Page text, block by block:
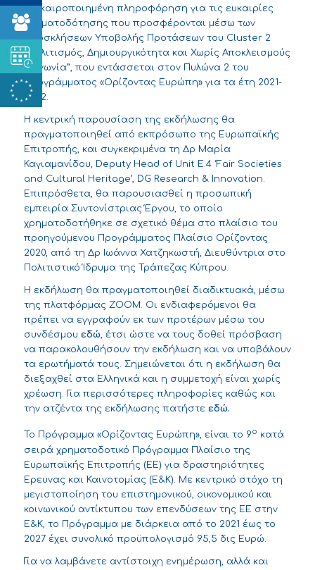
επικαιροποιημένη πληροφόρηση για τις ευκαιρίες
χρηματοδότησης που προσφέρονται μέσω των
Προσκλήσεων Υποβολής Προτάσεων του Cluster 2
“Πολιτισμός, Δημιουργικότητα και Χωρίς Αποκλεισμούς
Κοινωνία”, που εντάσσεται στον Πυλώνα 2 του
Προγράμματος «Ορίζοντας Ευρώπη» για τα έτη 2021-
2022.
Η κεντρική παρουσίαση της εκδήλωσης θα
πραγματοποιηθεί από εκπρόσωπο της Ευρωπαϊκής
Επιτροπής, και συγκεκριμένα τη Δρ Μαρία
Καγιαμανίδου, Deputy Head of Unit E.4 ‘Fair Societies
and Cultural Heritage’, DG Research & Innovation.
Επιπρόσθετα, θα παρουσιασθεί η προσωπική
εμπειρία Συντονίστριας Έργου, το οποίο
χρηματοδοτήθηκε σε σχετικό θέμα στο πλαίσιο του
προηγούμενου Προγράμματος Πλαίσιο Ορίζοντας
2020, από τη Δρ Ιωάννα Χατζηκωστή, Διευθύντρια στο
Πολιτιστικό Ίδρυμα της Τράπεζας Κύπρου.
Η εκδήλωση θα πραγματοποιηθεί διαδικτυακά, μέσω
της πλατφόρμας ZOOM. Οι ενδιαφερόμενοι θα
πρέπει να εγγραφούν εκ των προτέρων μέσω του
συνδέσμου εδώ, έτσι ώστε να τους δοθεί πρόσβαση
να παρακολουθήσουν την εκδήλωση και να υποβάλουν
τα ερωτήματά τους. Σημειώνεται ότι η εκδήλωση θα
διεξαχθεί στα Ελληνικά και η συμμετοχή είναι χωρίς
χρέωση. Για περισσότερες πληροφορίες καθώς και
την ατζέντα της εκδήλωσης πατήστε εδώ.
Το Πρόγραμμα «Ορίζοντας Ευρώπη», είναι το 9ο κατά
σειρά χρηματοδοτικό Πρόγραμμα Πλαίσιο της
Ευρωπαϊκής Επιτροπής (ΕΕ) για δραστηριότητες
Έρευνας και Καινοτομίας (Ε&Κ).
Με κεντρικό στόχο τη
μεγιστοποίηση του επιστημονικού, οικονομικού και
κοινωνικού αντίκτυπου των επενδύσεων της ΕΕ στην
Ε&Κ, το Πρόγραμμα με διάρκεια από το 2021 έως το
2027 έχει συνολικό προϋπολογισμό 95,5 δις Ευρώ.
Για να λαμβάνετε αντίστοιχη ενημέρωση, αλλά και